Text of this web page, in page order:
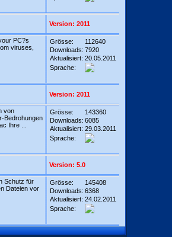
Version: 2011
PC?s
viruses,
Grösse:
112640
Downloads: 7920
Aktualisiert: 20.05.2011
Sprache:
Version: 2011
von
Bedrohungen
Ihre ...
Grösse:
143360
Downloads: 6085
Aktualisiert: 29.03.2011
Sprache:
Version: 5.0
Schutz für
Dateien vor
Grösse:
145408
Downloads: 6368
Aktualisiert: 24.02.2011
Sprache: